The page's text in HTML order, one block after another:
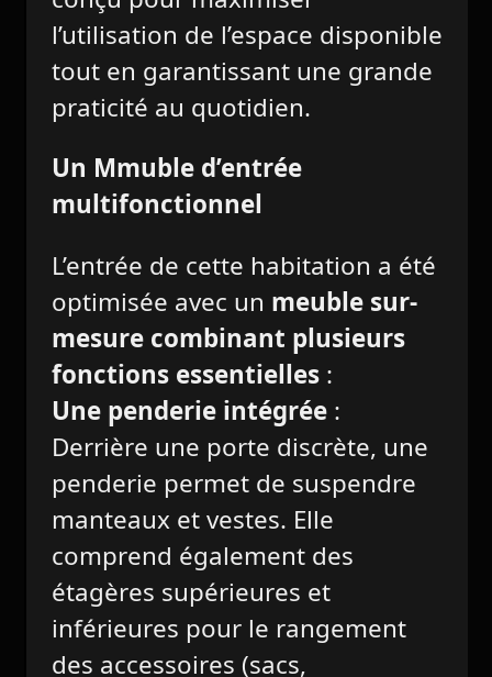
l’utilisation de l’espace disponible
tout en garantissant une grande
praticité au quotidien.
Un Mmuble d’entrée
multifonctionnel
L’entrée de cette habitation a été
optimisée avec un meuble sur-
mesure combinant plusieurs
fonctions essentielles:
Une penderie intégrée:
Derrière une porte discrète, une
penderie permet de suspendre
manteaux et vestes. Elle
comprend également des
étagères supérieures et
inférieures pour le rangement
des accessoires (sacs,